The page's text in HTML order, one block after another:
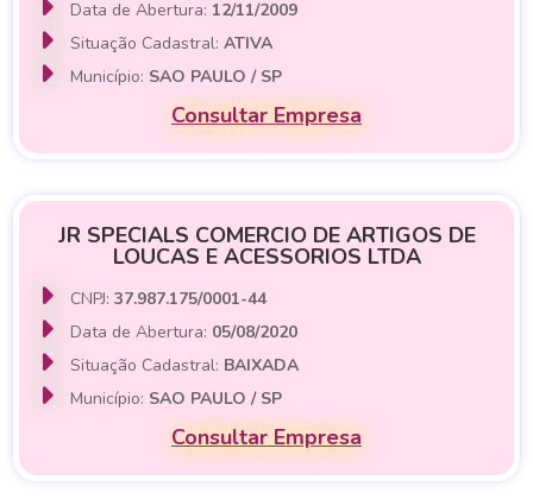
Data de Abertura: 12/11/2009
Situação Cadastral:ATIVA
Município: SAO PAULO / SP
Consultar Empresa
JR SPECIALS COMERCIO DE ARTIGOS DE
LOUCAS E ACESSORIOS LTDA
CNPJ:37.987.175/0001-44
Data de Abertura: 05/08/2020
Situação Cadastral: BAIXADA
Município: SAO PAULO / SP
Consultar Empresa